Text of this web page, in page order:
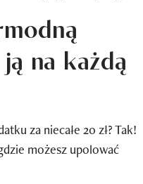
ją na każdą
za niecałe 20 zł? Tak!
możesz upolować